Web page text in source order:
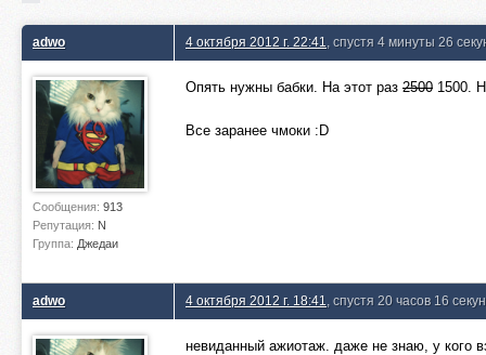
adwo
Сообщения: 913
Репутация: N
Группа: Джедаи
4 октября 2012 г. 22:41 , спустя 4 минуты 26
Опять нужны бабки. На этот раз 2500 1500.
Все заранее чмоки :D
adwo 4 октября 2012 г. 18:41 , спустя 20 часов 16
невиданный ажиотаж. даже не знаю, у кого